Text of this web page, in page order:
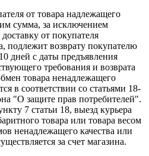
от товара надлежащего
им сумма, за исключением
от покупателя
подлежит возврату покупателю
дней с даты предъявления
требования и возврата
товара ненадлежащего
в соответствии со статьями 18-
"О защите прав потребителей".
7 статьи 18, выезд курьера
товара или товара весом
ненадлежащего качества или
за счет магазина.